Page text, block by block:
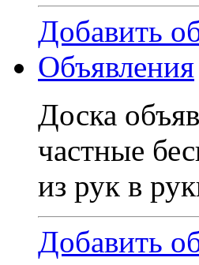
Добавить
Объявления
Доска
частные
из рук в
Добавить